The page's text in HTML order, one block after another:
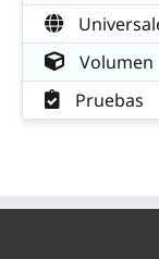
Volumen
Pruebas